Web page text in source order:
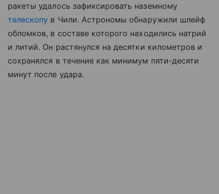
ракеты удалось зафиксировать наземному
телескопу в Чили. Астрономы обнаружили шлейф
обломков, в составе которого находились натрий
и литий. Он растянулся на десятки километров и
сохранялся в течение как минимум пяти-десяти
минут после удара.